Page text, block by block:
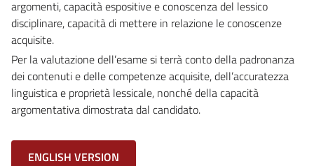
argomenti, capacità espositive e conoscenza del lessico
disciplinare, capacità di mettere in relazione le conoscenze
acquisite.
Per la valutazione dell’esame si terrà conto della padronanza
dei contenuti e delle competenze acquisite, dell’accuratezza
linguistica e proprietà lessicale, nonché della capacità
argomentativa dimostrata dal candidato.
ENGLISH VERSION